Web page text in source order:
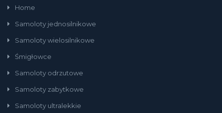
Home
Samoloty jednosilnikowe
Samoloty wielosilnikowe
Śmigłowce
Samoloty odrzutowe
Samoloty zabytkowe
Samoloty ultralekkie